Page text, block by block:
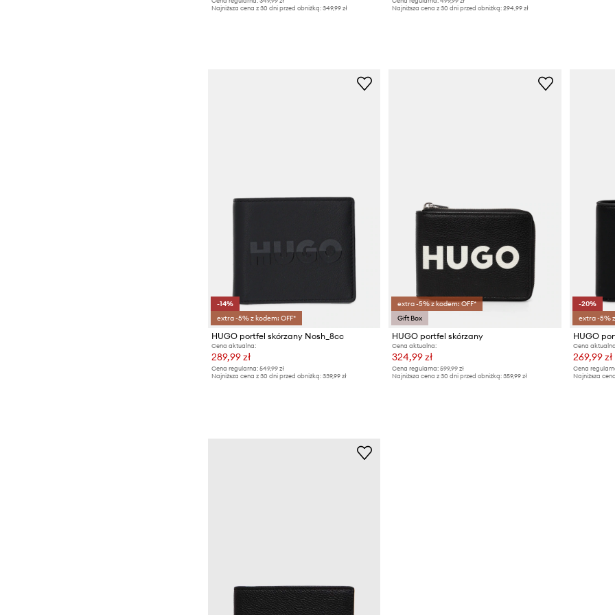
Najniższa cena z 30 dni przed obniżką: 349,99 zł
Najniższa cena z 30 dni przed obniżką: 294,99 zł
-14%
extra -5% z kodem: OFF*
HUGO portfel skórzany Nosh_8cc
Cena aktualna:
289,99 zł
Cena regularna: 549,99 zł
Najniższa cena z 30 dni przed obniżką: 339,99 zł
extra -5% z kodem: OFF*
Gift Box
HUGO portfel skórzany
Cena aktualna:
324,99 zł
Cena regularna: 599,99 zł
Najniższa cena z 30 dni przed obniżką: 359,99 zł
-20%
extra -5%
HUGO
Cena
269,99 zł
Cena
Najniższa